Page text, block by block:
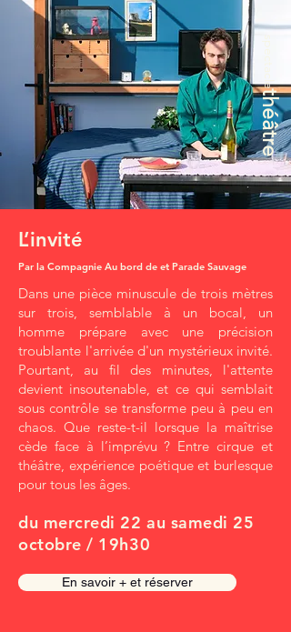
spectacle
théâtre
L’invité
Par la Compagnie Au bord de et Parade Sauvage
Dans une pièce minuscule de trois mètres
sur trois, semblable à un bocal, un
homme prépare avec une précision
troublante l'arrivée d'un mystérieux invité.
Pourtant, au fil des minutes, l'attente
devient insoutenable, et ce qui semblait
sous contrôle se transforme peu à peu en
chaos. Que reste-t-il lorsque la maîtrise
cède face à l’imprévu ? Entre cirque et
théâtre, expérience poétique et burlesque
pour tous les âges.
du mercredi 22 au samedi 25
octobre / 19h30
En savoir + et réserver